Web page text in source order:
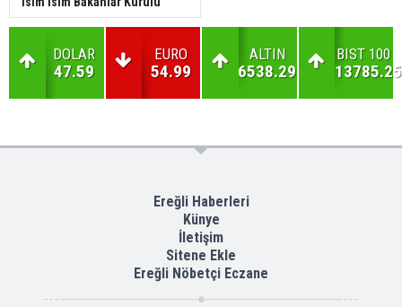
DOLAR
47.59
EURO
54.99
ALTIN
6538.29
BIST 100
13785.25
Ereğli Haberleri
Künye
İletişim
Sitene Ekle
Ereğli Nöbetçi Eczane